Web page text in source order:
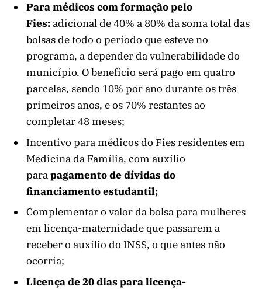
Para médicos com formação pelo
Fies: adicional de 40% a 80% da soma total das
bolsas de todo o período que esteve no
programa, a depender da vulnerabilidade do
município. O benefício será pago em quatro
parcelas, sendo 10% por ano durante os três
primeiros anos, e os 70% restantes ao
completar 48 meses;
Incentivo para médicos do Fies residentes em
Medicina da Família, com auxílio
parapagamento de dívidas do
financiamento estudantil;
Complementar o valor da bolsa para mulheres
em licença-maternidade que passarem a
receber o auxílio do INSS, o que antes não
ocorria;
Licença de 20 dias para licença-